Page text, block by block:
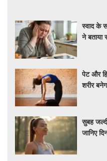
स्वाद के
ने बताया
पेट और
शरीर
सुबह
जानिए